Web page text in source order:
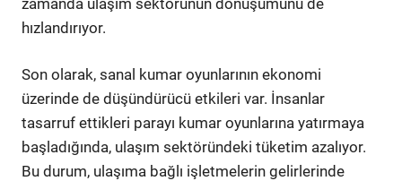
hızlandırıyor.
Son olarak, sanal kumar oyunlarının ekonomi
üzerinde de düşündürücü etkileri var. İnsanlar
tasarruf ettikleri parayı kumar oyunlarına yatırmaya
başladığında, ulaşım sektöründeki tüketim azalıyor.
Bu durum, ulaşıma bağlı işletmelerin gelirlerinde